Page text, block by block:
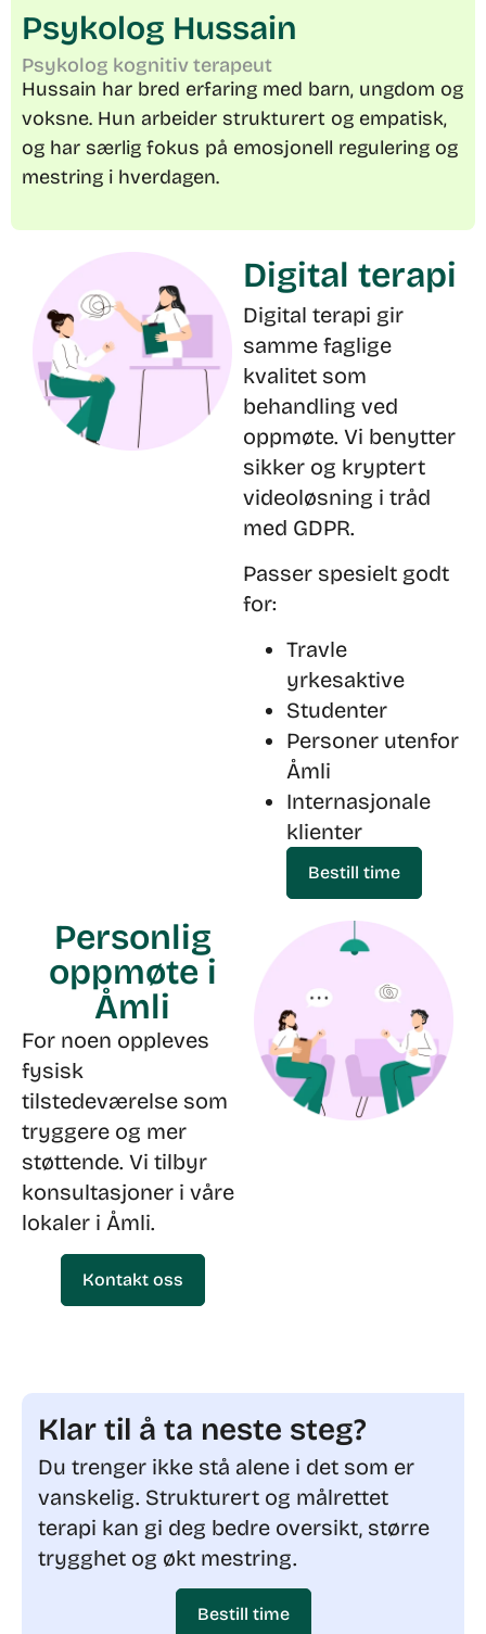
Psykolog Hussain
Psykolog kognitiv terapeut
Hussain har bred erfaring med barn, ungdom og
voksne. Hun arbeider strukturert og empatisk,
og har særlig fokus på emosjonell regulering og
mestring i hverdagen.
Digital terapi
Digital terapi gir
samme faglige
kvalitet som
behandling ved
oppmøte. Vi benytter
sikker og kryptert
videoløsning i tråd
med GDPR.
Passer spesielt godt
for:
Travle
yrkesaktive
Studenter
Personer utenfor
Åmli
Internasjonale
klienter
Bestill time
Personlig
oppmøte i
Åmli
For noen oppleves
fysisk
tilstedeværelse som
tryggere og mer
støttende. Vi tilbyr
konsultasjoner i våre
lokaler i Åmli.
Kontakt oss
Klar til å ta neste steg?
Du trenger ikke stå alene i det som er
vanskelig. Strukturert og målrettet
terapi kan gi deg bedre oversikt, større
trygghet og økt mestring.
Bestill time